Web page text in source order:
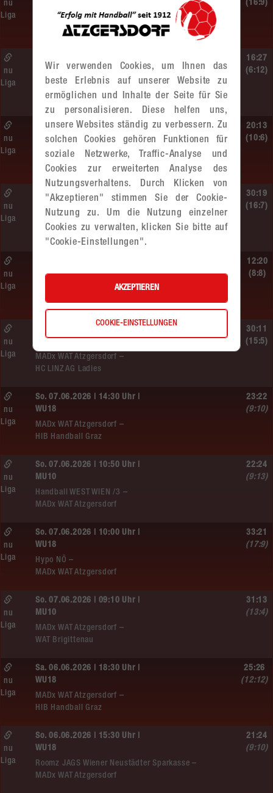
Sportunion DIE FALKEN St. Pölten –
MADx WAT Atzgersdorf
nu
Liga
(16:9)
MU13
MADx WAT Atzgersdorf –
roomz JAGS Devils
nu
Liga
16:27
(6:12)
So. 14.06.2026 | 10:30 Uhr |
ÖMS WU12 HF
SC HIT/UHC Absam –
MADx WAT Atzgersdorf
nu
Liga
20:13
(10:6)
Sa. 13.06.2026 | 19:05 Uhr |
WU12
MADx WAT Atzgersdorf –
nu
Liga
30:19
(16:7)
WU12
MADx WAT Atzgersdorf
nu
Liga
12:20
(8:8)
MADx WAT Atzgersdorf –
HC LINZ AG Ladies
nu
Liga
30:11
(15:5)
So. 07.06.2026 | 14:30 Uhr |
WU18
MADx WAT Atzgersdorf –
HIB Handball Graz
nu
Liga
23:22
(9:10)
So. 07.06.2026 | 10:50 Uhr |
MU10
Handball WEST WIEN /3 –
MADx WAT Atzgersdorf
nu
Liga
22:24
(9:13)
So. 07.06.2026 | 10:00 Uhr |
WU18
Hypo NÖ –
MADx WAT Atzgersdorf
nu
Liga
33:21
(17:9)
So. 07.06.2026 | 09:10 Uhr |
MU10
MADx WAT Atzgersdorf –
WAT Brigittenau
nu
Liga
31:13
(13:4)
Sa. 06.06.2026 | 18:30 Uhr |
WU18
MADx WAT Atzgersdorf –
HIB Handball Graz
nu
Liga
25:26
(12:12)
So. 06.06.2026 | 15:30 Uhr |
WU18
Roomz JAGS Wiener Neustädter Sparkasse –
MADx WAT Atzgersdorf
nu
Liga
21:24
(9:10)
Wir verwenden Cookies, um Ihnen das
beste Erlebnis auf unserer Website zu
ermöglichen und Inhalte der Seite für Sie
zu personalisieren. Diese helfen uns,
unsere Websites ständig zu verbessern. Zu
solchen Cookies gehören Funktionen für
soziale Netzwerke, Traffic-Analyse und
Cookies zur erweiterten Analyse des
Nutzungsverhaltens. Durch Klicken von
"Akzeptieren" stimmen Sie der Cookie-
Nutzung zu. Um die Nutzung einzelner
Cookies zu verwalten, klicken Sie bitte auf
"Cookie-Einstellungen".
AKZEPTIEREN
COOKIE-EINSTELLUNGEN